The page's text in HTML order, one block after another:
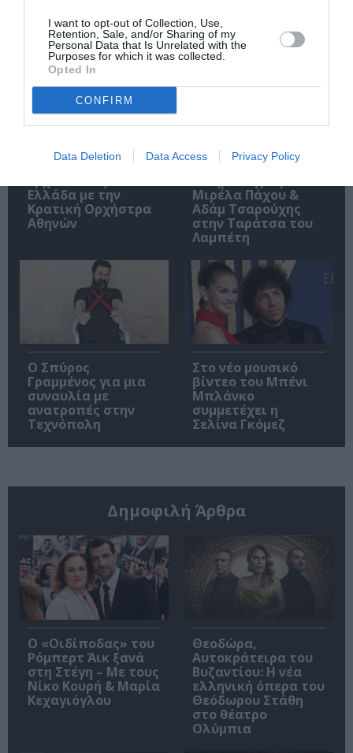
I want to opt-out of Collection, Use,
Retention, Sale, and/or Sharing of my
Personal Data that Is Unrelated with the
Purposes for which it was collected.
Opted In
CONFIRM
Data Deletion Data Access Privacy Policy
Σχετικά Άρθρα
Το “The Beatles
Symphonic Fantasy”
Ελλάδα με την
Κρατική Ορχήστρα
Αθηνών
Τα ντουέτα του
ελληνικού
Μιρέλα Πάχου &
Αδάμ Τσαρούχης
στην Ταράτσα του
Λαμπέτη
Ο Σπύρος
Γραμμένος για μια
συναυλία με
ανατροπές στην
Τεχνόπολη
Στο νέο μουσικό
βίντεο του Μπένι
Μπλάνκο
συμμετέχει η
Σελίνα Γκόμεζ
Δημοφιλή Άρθρα
O «Οιδίποδας» του
Ρόμπερτ Άικ ξανά
στη Στέγη – Με τους
Νίκο Κουρή & Μαρία
Κεχαγιόγλου
Θεοδώρα,
Αυτοκράτειρα του
Βυζαντίου: Η νέα
ελληνική όπερα του
Θεόδωρου Στάθη
στο θέατρο
Ολύμπια